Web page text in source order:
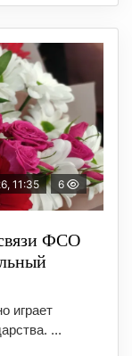
11:35 6
ФСО
играет
...